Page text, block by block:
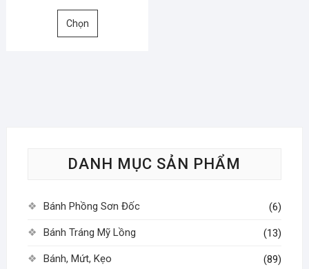
Chọn
Sản
chọn
được
chọn
trang
DANH MỤC SẢN PHẨM
Bánh Phồng Sơn Đốc (6)
Bánh Tráng Mỹ Lồng (13)
Bánh, Mứt, Kẹo (89)